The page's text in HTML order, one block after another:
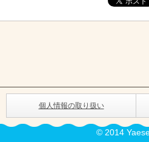
個人情報の取り扱い
© 2014